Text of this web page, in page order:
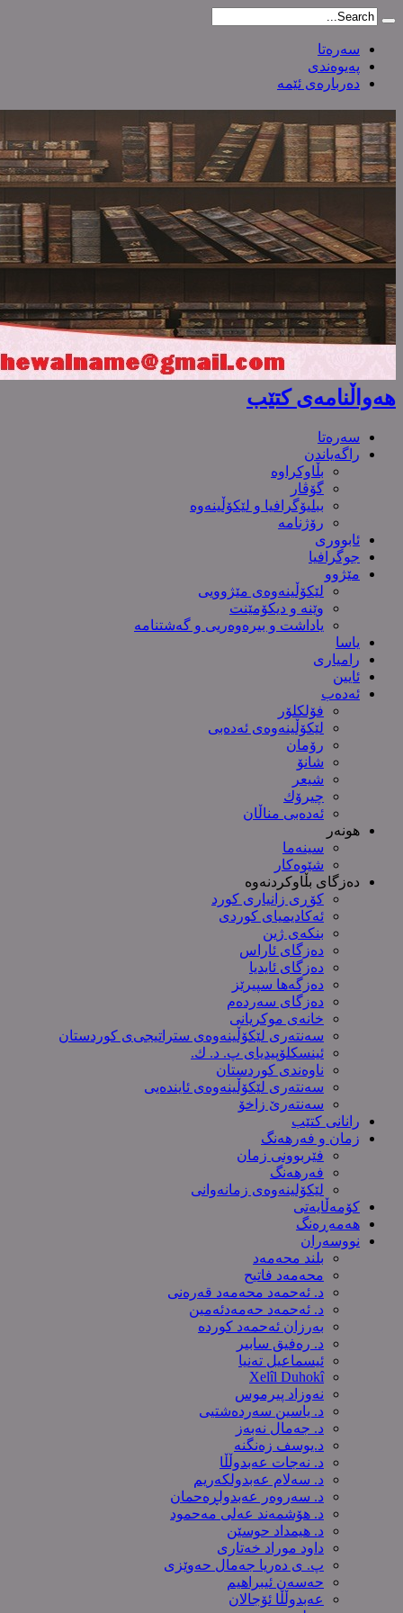
سەرەتا
پەیوەندی
دەربارەی ئێمە
هەواڵنامەی کتێب
سەرەتا
راگەیاندن
بڵاوکراوە
گۆڤار
ببلیۆگرافیا و لێکۆڵینەوە
رۆژنامە
ئابووری
جوگرافیا
مێژوو
لێکۆڵینەوەی مێژوویی
وێنە و دیکۆمێنت
یاداشت و بیره‌وه‌ریی و گەشتنامە
یاسا
رامیاری
ئایین
ئەدەب
فۆلکلۆر
لێکۆڵینەوەی ئەدەبی
رۆمان
شانۆ
شیعر
چیرۆك
ئەدەبی مناڵان
هونەر
سینەما
شێوەکار
دەزگای بڵاوکردنەوە
کۆڕی زانیاری کورد
ئەکادیمیای کوردی
بنکەی ژین
دەزگای ئاراس
دەزگای ئایدیا
دەزگەها سپیرێز
دەزگای سەردەم
خانەی موکریانی
سەنتەری لێكۆڵینەوەی ستراتیجی‌ی كوردستان
ئینسکلۆپیدیای پ. د. ك.
ناوەندی کوردستان
سەنتەری لێکۆڵینەوەى ئایندەیی
سەنتەرێ زاخۆ
رانانی کتێب
زمان و فەرهەنگ
فێربوونی زمان
فەرهەنگ
لێکۆلینەوەی زمانەوانی
کۆمەڵایەتی
هەمەڕەنگ
نووسەران
بلند محەمەد
محەمەد فاتیح
د. ئەحمەد محەمەد قەرەنی
د. ئەحمەد حەمەدئەمین
بەرزان ئەحمەد کورده
د. رەفیق سابیر
ئیسماعیل تەنیا
Xelîl Duhokî
نەوزاد پیرموس
د. یاسین سەردەشتیی
د. جەمال نەبەز
د.یوسف زه‌نگنه‌
د. نەجات عەبدوڵڵا
د. سەلام عەبدولكەریم
د. سەروەر عەبدولڕەحمان
د. هۆشمەند عەلی مەحمود
د. هیمداد حوسێن
داود موراد خەتاری
پ. ی دەریا جەمال حەوێزی
حەسەن ئیبراهیم
عەبدوڵڵا ئۆجالان